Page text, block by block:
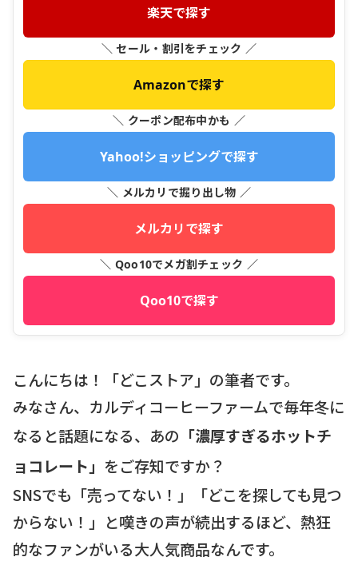
楽天で探す
＼ セール・割引をチェック ／
Amazonで探す
＼ クーポン配布中かも ／
Yahoo!ショッピングで探す
＼ メルカリで掘り出し物 ／
メルカリで探す
＼ Qoo10でメガ割チェック ／
Qoo10で探す
こんにちは！「どこストア」の筆者です。
みなさん、カルディコーヒーファームで毎年冬に
なると話題になる、あの 「濃厚すぎるホットチ
ョコレート」 をご存知ですか？
SNSでも「売ってない！」「どこを探しても見つ
からない！」と嘆きの声が続出するほど、熱狂
的なファンがいる大人気商品なんです。